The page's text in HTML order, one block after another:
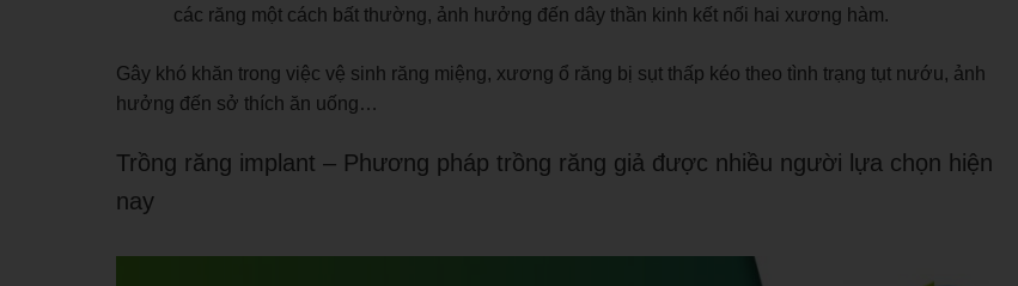
các răng một cách bất thường, ảnh hưởng đến dây thần kinh kết nối hai xương hàm.
Gây khó khăn trong việc vệ sinh răng miệng, xương ổ răng bị sụt thấp kéo theo tình trạng tụt nướu, ảnh
hưởng đến sở thích ăn uống…
Trồng răng implant – Phương pháp trồng răng giả được nhiều người lựa chọn hiện
nay